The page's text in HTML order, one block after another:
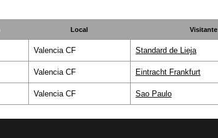
Local Visitante
Valencia CF Standard de Lieja
Valencia CF Eintracht Frankfurt
Valencia CF Sao Paulo